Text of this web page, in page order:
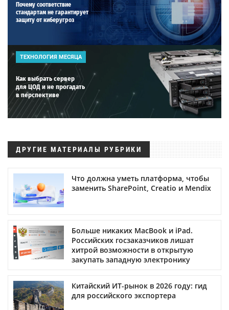
Почему соответствие
стандартам не гарантирует
защиту от киберугроз
ТЕХНОЛОГИЯ МЕСЯЦА
Как выбрать сервер
для ЦОД и не прогадать
в перспективе
ДРУГИЕ МАТЕРИАЛЫ РУБРИКИ
Что должна уметь платформа, чтобы
заменить SharePoint, Creatio и Mendix
Больше никаких MacBook и iPad.
Российских госзаказчиков лишат
хитрой возможности в открытую
закупать западную электронику
Китайский ИТ-рынок в 2026 году: гид
для российского экспортера